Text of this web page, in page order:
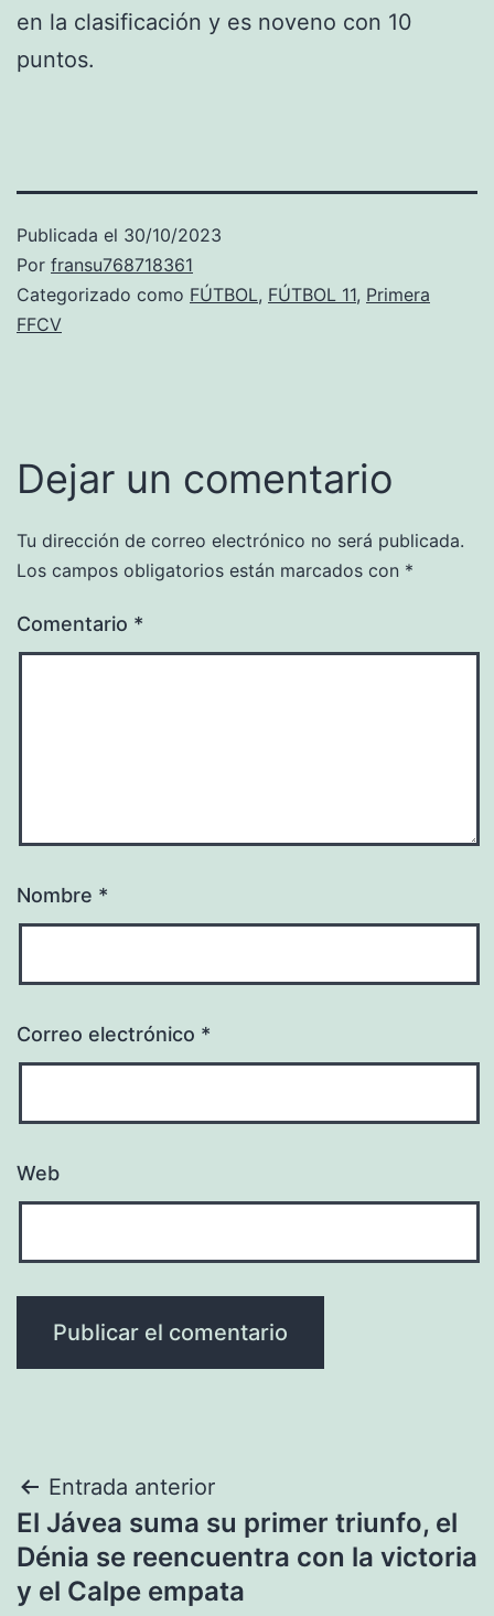
en la clasificación y es noveno con 10
puntos.
Publicada el 30/10/2023
Por fransu768718361
Categorizado como FÚTBOL, FÚTBOL 11, Primera
FFCV
Dejar un comentario
Tu dirección de correo electrónico no será publicada.
Los campos obligatorios están marcados con *
Comentario *
Nombre *
Correo electrónico *
Web
Navegación
de
entradas
Entrada anterior
El Jávea suma su primer triunfo, el
Dénia se reencuentra con la victoria
y el Calpe empata